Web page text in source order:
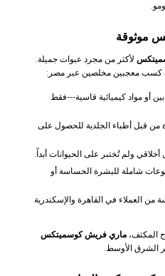
موثوقة
لأكثر من مجرد عبوات جميلة.
في كسب معجبين مخلصين عبر مصر:
أو مواد كيميائية قاسية---فقط
من قبل أطباء الجلدية للحصول على
ولم تُختبر على الحيوانات أبداً.
شاملة للبشرة الحساسة أو
من العملاء في القاهرة والإسكندرية
المكثف، ماري فريش كوسميتكس
الشرق الأوسط.